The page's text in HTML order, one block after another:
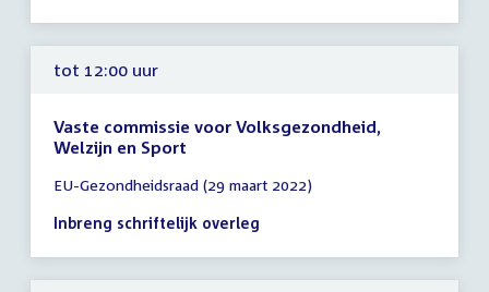
uur
tot 12:00 uur
Vaste commissie voor Volksgezondheid,
Welzijn en Sport
vergadering
tot
uur
EU-Gezondheidsraad (29 maart 2022)
Inbreng schriftelijk overleg